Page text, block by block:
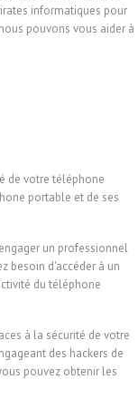
informatiques pour
pouvons vous aider à
de votre téléphone
portable et de ses
un professionnel
besoin d'accéder à un
du téléphone
à la sécurité de votre
des hackers de
pouvez obtenir les